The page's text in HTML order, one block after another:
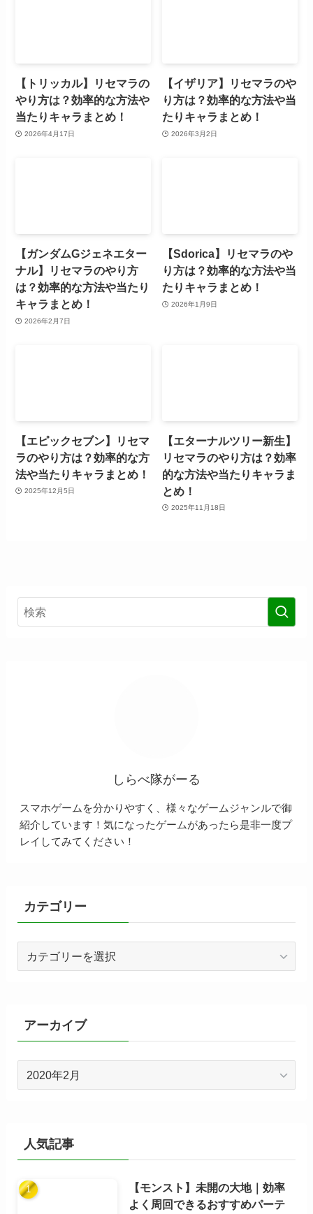
【トリッカル】リセマラの
やり方は？効率的な方法や
当たりキャラまとめ！
2026年4月17日
【イザリア】リセマラのや
り方は？効率的な方法や当
たりキャラまとめ！
2026年3月2日
【ガンダムGジェネエター
ナル】リセマラのやり方
は？効率的な方法や当たり
キャラまとめ！
2026年2月7日
【Sdorica】リセマラのや
り方は？効率的な方法や当
たりキャラまとめ！
2026年1月9日
【エピックセブン】リセマ
ラのやり方は？効率的な方
法や当たりキャラまとめ！
2025年12月5日
【エターナルツリー新生】
リセマラのやり方は？効率
的な方法や当たりキャラま
とめ！
2025年11月18日
しらべ隊がーる
スマホゲームを分かりやすく、様々なゲームジャンルで御
紹介しています！気になったゲームがあったら是非一度プ
レイしてみてください！
カテゴリー
ーアーカイブ
人気記事
【モンスト】未開の大地｜効率
よく周回できるおすすめパーテ